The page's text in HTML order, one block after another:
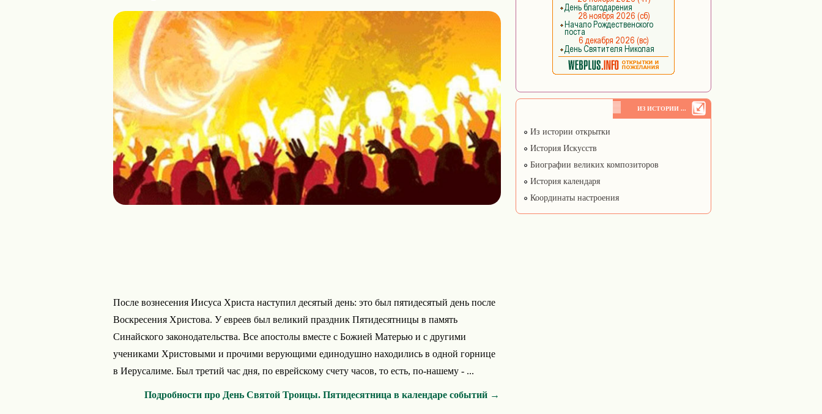
После вознесения Иисуса Христа наступил десятый день: это был пятидесятый день после
Воскресения Христова. У евреев был великий праздник Пятидесятницы в память
Синайского законодательства. Все апостолы вместе с Божией Матерью и с другими
учениками Христовыми и прочими верующими единодушно находились в одной горнице
в Иерусалиме. Был третий час дня, по еврейскому счету часов, то есть, по-нашему - ...
Подробности про День Святой Троицы. Пятидесятница в календаре событий →
ИЗ ИСТОРИИ ...
Из истории открытки
История Искусств
Биографии великих композиторов
История календаря
Координаты настроения